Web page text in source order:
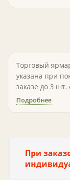
Торговый
указана при
заказе до 3 шт.
Подробнее
При